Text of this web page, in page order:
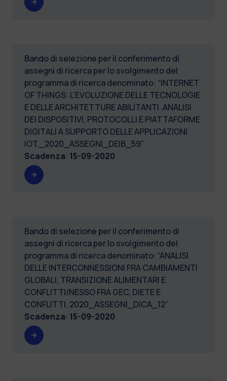
Bando di selezione per il conferimento di
assegni di ricerca per lo svolgimento del
programma di ricerca denominato: “INTERNET
OF THINGS: L'EVOLUZIONE DELLE TECNOLOGIE
E DELLE ARCHITETTURE ABILITANTI .ANALISI
DEI DISPOSITIVI, PROTOCOLLI E PIATTAFORME
DIGITALI A SUPPORTO DELLE APPLICAZIONI
IOT._2020_ASSEGNI_DEIB_59”
Scadenza: 15-09-2020
Bando di selezione per il conferimento di
assegni di ricerca per lo svolgimento del
programma di ricerca denominato: “ANALISI
DELLE INTERCONNESSIONI FRA CAMBIAMENTI
GLOBALI, TRANSIZIONE ALIMENTARI E
CONFLITTI/NESSO FRA GEC, DIETE E
CONFLITTI. 2020_ASSEGNI_DICA_12”
Scadenza: 15-09-2020